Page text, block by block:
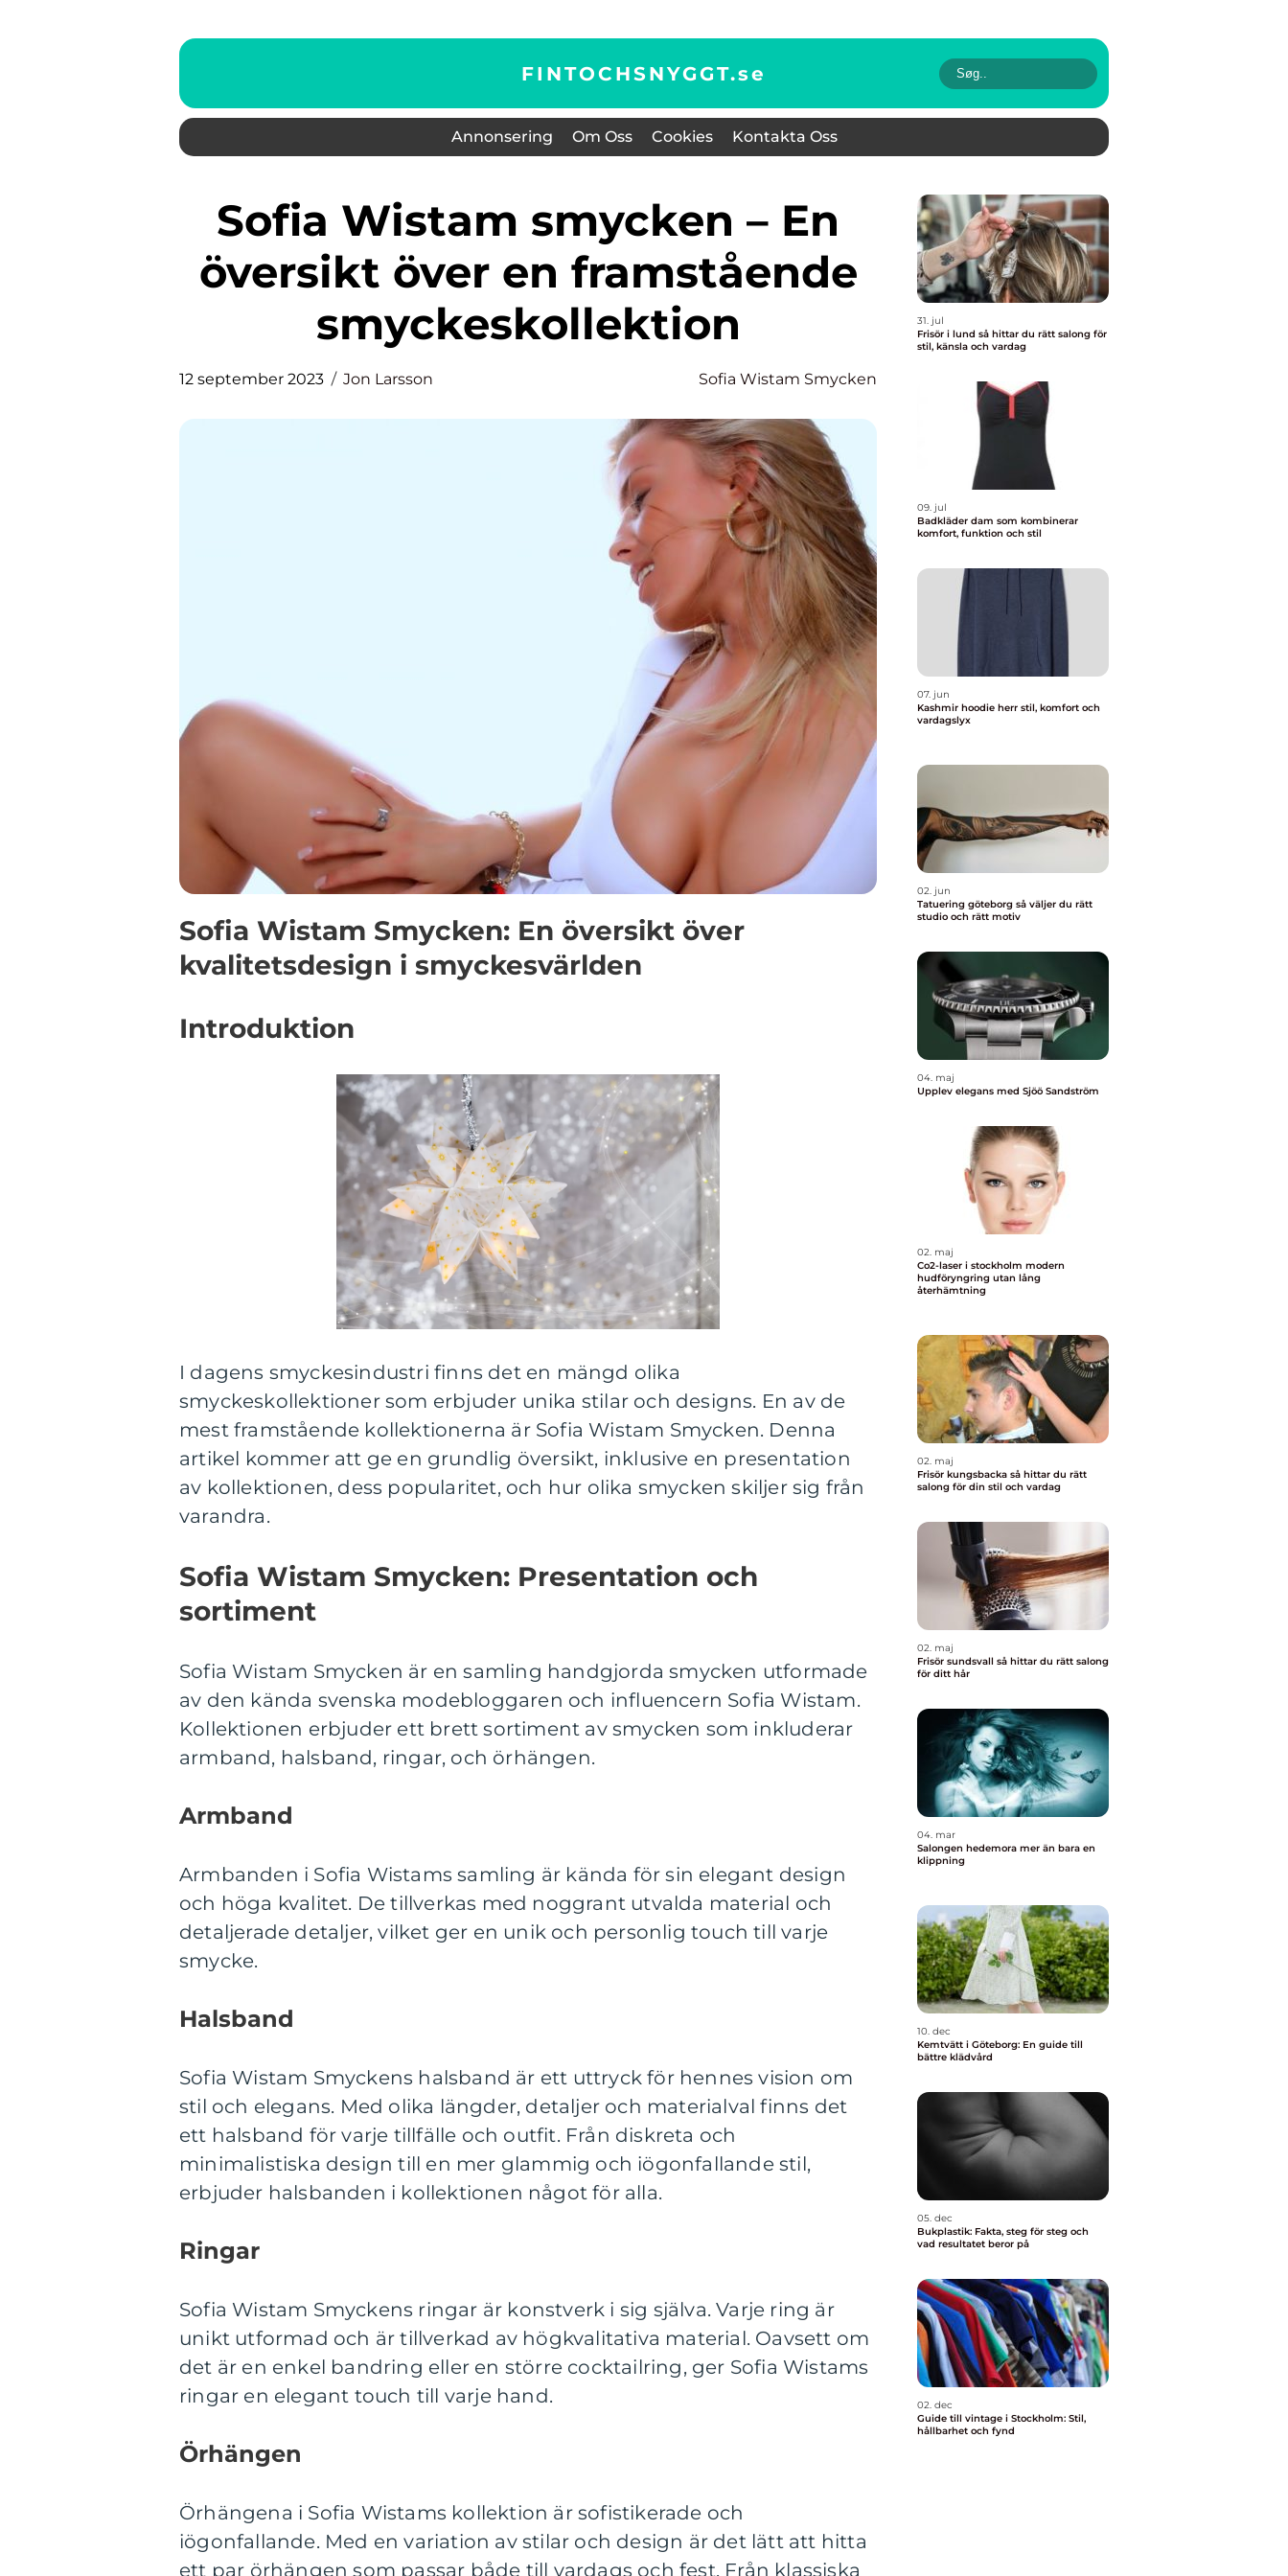
FINTOCHSNYGGT.se
Annonsering Om Oss Cookies Kontakta Oss
Sofia Wistam smycken – En
översikt över en framstående
smyckeskollektion
12 september 2023 Jon Larsson Sofia Wistam Smycken
Sofia Wistam Smycken: En översikt över
kvalitetsdesign i smyckesvärlden
Introduktion
I dagens smyckesindustri finns det en mängd olika
smyckeskollektioner som erbjuder unika stilar och designs. En av de
mest framstående kollektionerna är Sofia Wistam Smycken. Denna
artikel kommer att ge en grundlig översikt, inklusive en presentation
av kollektionen, dess popularitet, och hur olika smycken skiljer sig från
varandra.
Sofia Wistam Smycken: Presentation och
sortiment
Sofia Wistam Smycken är en samling handgjorda smycken utformade
av den kända svenska modebloggaren och influencern Sofia Wistam.
Kollektionen erbjuder ett brett sortiment av smycken som inkluderar
armband, halsband, ringar, och örhängen.
Armband
Armbanden i Sofia Wistams samling är kända för sin elegant design
och höga kvalitet. De tillverkas med noggrant utvalda material och
detaljerade detaljer, vilket ger en unik och personlig touch till varje
smycke.
Halsband
Sofia Wistam Smyckens halsband är ett uttryck för hennes vision om
stil och elegans. Med olika längder, detaljer och materialval finns det
ett halsband för varje tillfälle och outfit. Från diskreta och
minimalistiska design till en mer glammig och iögonfallande stil,
erbjuder halsbanden i kollektionen något för alla.
Ringar
Sofia Wistam Smyckens ringar är konstverk i sig själva. Varje ring är
unikt utformad och är tillverkad av högkvalitativa material. Oavsett om
det är en enkel bandring eller en större cocktailring, ger Sofia Wistams
ringar en elegant touch till varje hand.
Örhängen
Örhängena i Sofia Wistams kollektion är sofistikerade och
iögonfallande. Med en variation av stilar och design är det lätt att hitta
ett par örhängen som passar både till vardags och fest. Från klassiska
31. jul
Frisör i lund så hittar du rätt salong för
stil, känsla och vardag
09. jul
Badkläder dam som kombinerar
komfort, funktion och stil
07. jun
Kashmir hoodie herr stil, komfort och
vardagslyx
02. jun
Tatuering göteborg så väljer du rätt
studio och rätt motiv
04. maj
Upplev elegans med Sjöö Sandström
02. maj
Co2-laser i stockholm modern
hudföryngring utan lång
återhämtning
02. maj
Frisör kungsbacka så hittar du rätt
salong för din stil och vardag
02. maj
Frisör sundsvall så hittar du rätt salong
för ditt hår
04. mar
Salongen hedemora mer än bara en
klippning
10. dec
Kemtvätt i Göteborg: En guide till
bättre klädvård
05. dec
Bukplastik: Fakta, steg för steg och
vad resultatet beror på
02. dec
Guide till vintage i Stockholm: Stil,
hållbarhet och fynd